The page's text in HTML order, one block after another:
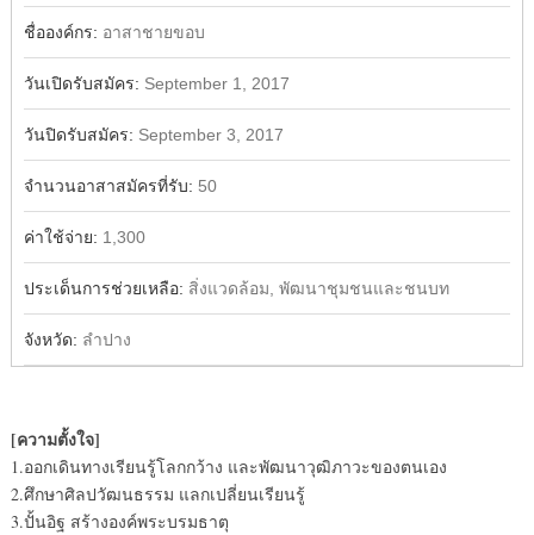
Facebook
ชื่อองค์กร: อาสาชายขอบ
วันเปิดรับสมัคร: September 1, 2017
วันปิดรับสมัคร: September 3, 2017
จำนวนอาสาสมัครที่รับ: 50
ค่าใช้จ่าย: 1,300
ประเด็นการช่วยเหลือ: สิ่งแวดล้อม, พัฒนาชุมชนและชนบท
จังหวัด: ลำปาง
[ความตั้งใจ]
1.ออกเดินทางเรียนรู้โลกกว้าง และพัฒนาวุฒิภาวะของตนเอง
2.ศึกษาศิลปวัฒนธรรม แลกเปลี่ยนเรียนรู้
3.ปั้นอิฐ สร้างองค์พระบรมธาตุ